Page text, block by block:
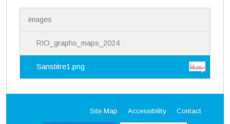
i
images
RIO_graphs_maps_2024
Sanstitre1.png
Site Map Accessibility Contact